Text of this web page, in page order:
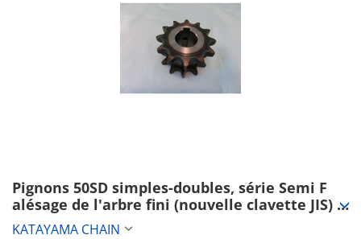
Pignons 50SD simples-doubles, série Semi F
alésage de l'arbre fini (nouvelle clavette JIS)
(50SD24D40F)
KATAYAMA CHAIN